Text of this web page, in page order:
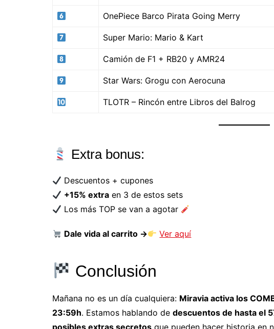
OnePiece Barco Pirata Going Merry
Super Mario: Mario & Kart
Camión de F1 + RB20 y AMR24
Star Wars: Grogu con Aerocuna
TLOTR – Rincón entre Libros del Balrog
Extra bonus:
Descuentos + cupones
+15% extra en 3 de estos sets
Los más TOP se van a agotar
Dale vida al carrito → Ver aquí
Conclusión
Mañana no es un día cualquiera: Miravia activa los
23:59h. Estamos hablando de descuentos de hasta el
posibles extras secretos que pueden hacer historia en